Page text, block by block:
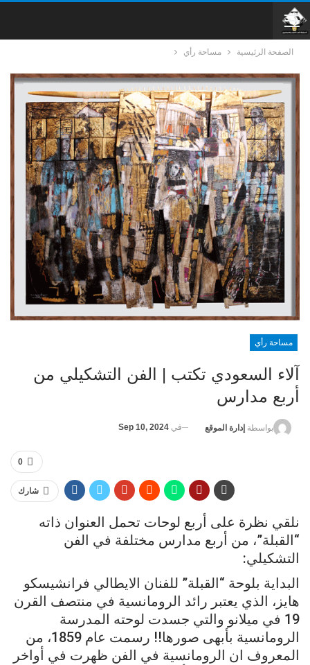
الصفحة الرئيسية مساحة رأي
مساحة رأي
آلاء السعودي تكتب | الفن التشكيلي من
أربع مدارس
بواسطة إدارة الموقع في Sep 10, 2024
0
شارك
نلقي نظرة على أربع لوحات تحمل العنوان ذاته
“القبلة”، من أربع مدارس مختلفة في الفن
التشكيلي:
البداية بلوحة “القبلة” للفنان الايطالي فرانشيسكو
هايز، الذي يعتبر رائد الرومانسية في منتصف القرن
19 في ميلانو والتي جسدت لوحته المدرسة
الرومانسية بأبهى صورها!! رسمت عام 1859، من
المعروف ان الرومانسية في الفن ظهرت في أواخر